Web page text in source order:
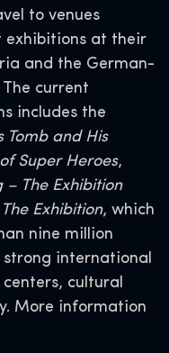
to venues
exhibitions at their
and the German-
current
includes the
Tomb and His
Super Heroes,
The Exhibition
Exhibition, which
nine million
international
cultural
More information